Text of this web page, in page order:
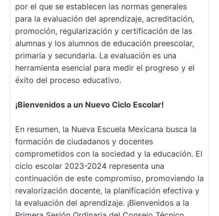
por el que se establecen las normas generales
para la evaluación del aprendizaje, acreditación,
promoción, regularización y certificación de las
alumnas y los alumnos de educación preescolar,
primaria y secundaria. La evaluación es una
herramienta esencial para medir el progreso y el
éxito del proceso educativo.
¡Bienvenidos a un Nuevo Ciclo Escolar!
En resumen, la Nueva Escuela Mexicana busca la
formación de ciudadanos y docentes
comprometidos con la sociedad y la educación. El
ciclo escolar 2023-2024 representa una
continuación de este compromiso, promoviendo la
revalorización docente, la planificación efectiva y
la evaluación del aprendizaje. ¡Bienvenidos a la